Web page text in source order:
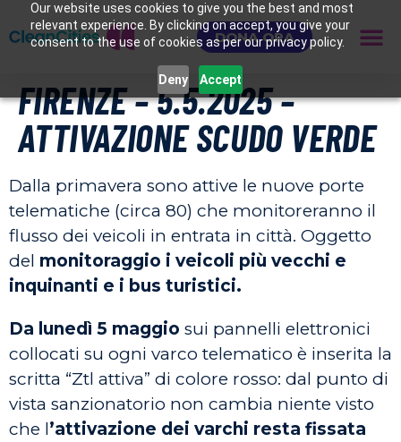
Our website uses cookies to give you the best and most
relevant experience. By clicking on accept, you give your
consent to the use of cookies as per our privacy policy.
Deny Accept
DONA ORA
FIRENZE – 5.5.2025 –
ATTIVAZIONE SCUDO VERDE
Dalla primavera sono attive le nuove porte
telematiche (circa 80) che monitoreranno il
flusso dei veicoli in entrata in città. Oggetto
del monitoraggio i veicoli più vecchi e
inquinanti e i bus turistici.
Da lunedì 5 maggio sui pannelli elettronici
collocati su ogni varco telematico è inserita la
scritta “Ztl attiva” di colore rosso: dal punto di
vista sanzionatorio non cambia niente visto
che l’attivazione dei varchi resta fissata